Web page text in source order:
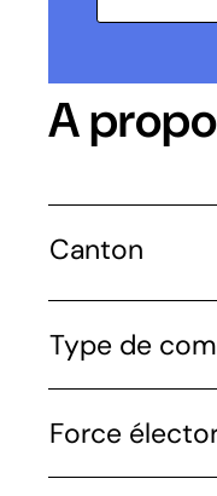
A
Canton
Type de
Force